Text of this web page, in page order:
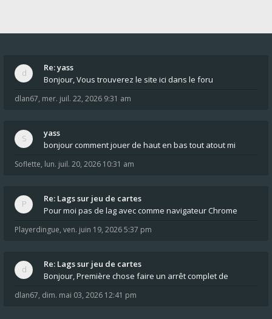
Re: yass
Bonjour, Vous trouverez le site ici dans le foru
dlan67, mer. juil. 22, 2026 9:31 am
yass
bonjour comment jouer de haut en bas tout atout mi
Soflette, lun. juil. 20, 2026 10:31 am
Re: Lags sur jeu de cartes
Pour moi pas de lag avec comme navigateur Chrome
Playerdingue, ven. juin 19, 2026 5:37 pm
Re: Lags sur jeu de cartes
Bonjour, Première chose faire un arrêt complet de
dlan67, dim. mai 03, 2026 12:41 pm